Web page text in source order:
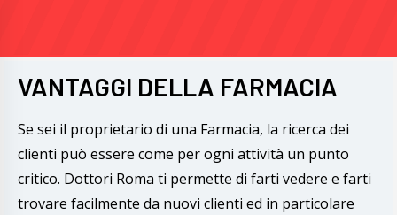
VANTAGGI DELLA FARMACIA
Se sei il proprietario di una Farmacia, la ricerca dei
clienti può essere come per ogni attività un punto
critico. Dottori Roma ti permette di farti vedere e farti
trovare facilmente da nuovi clienti ed in particolare